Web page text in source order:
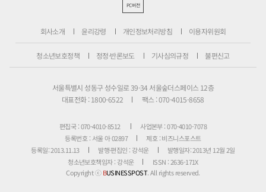
PC버전
회사소개 윤리강령 개인정보처리방침 이용자위원회
청소년보호정책 정정·반론보도 기사심의규정 불편신고
서울특별시 성동구 성수일로 39-34 서울숲더스페이스 12층
대표전화 : 1800-6522
팩스 : 070-4015-8658
편집국 : 070-4010-8512
사업본부 : 070-4010-7078
등록번호 : 서울 아 02897
제호 : 비즈니스포스트
등록일: 2013.11.13
발행·편집인 : 강석운
발행일자: 2013년 12월 2일
청소년보호책임자 : 강석운
ISSN : 2636-171X
Copyright ⓒBUSINESSPOST. All rights reserved.